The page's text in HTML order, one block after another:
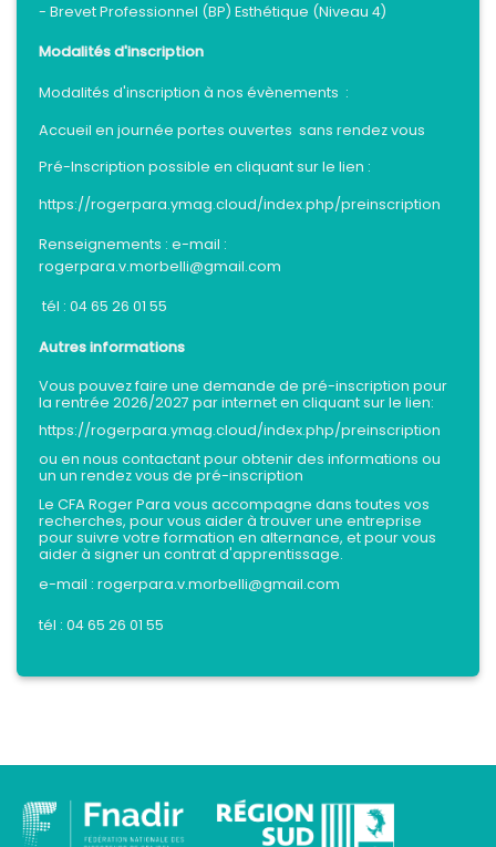
- Brevet Professionnel (BP) Esthétique (Niveau 4)
Modalités d'inscription
Modalités d'inscription à nos évènements :
Accueil en journée portes ouvertes sans rendez vous
Pré-Inscription possible en cliquant sur le lien :
https://rogerpara.ymag.cloud/index.php/preinscription
Renseignements : e-mail :
rogerpara.v.morbelli@gmail.com
tél : 04 65 26 01 55
Autres informations
Vous pouvez faire une demande de pré-inscription pour
la rentrée 2026/2027 par internet en cliquant sur le lien:
https://rogerpara.ymag.cloud/index.php/preinscription
ou en nous contactant pour obtenir des informations ou
un un rendez vous de pré-inscription
Le CFA Roger Para vous accompagne dans toutes vos
recherches, pour vous aider à trouver une entreprise
pour suivre votre formation en alternance, et pour vous
aider à signer un contrat d'apprentissage.
e-mail : rogerpara.v.morbelli@gmail.com
tél : 04 65 26 01 55